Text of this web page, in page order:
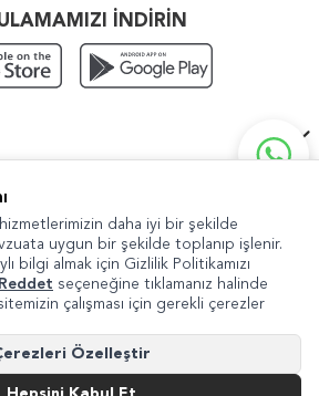
İNDİRİN
© 2022 Güven Sanat
daha iyi bir şekilde
uygun bir şekilde toplanıp işlenir.
bilgi almak için Gizlilik Politikamızı
Reddet seçeneğine tıklamanız halinde
çalışması için gerekli çerezler
Özelleştir